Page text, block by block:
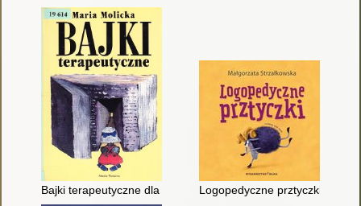
Bajki terapeutyczne dla dzieci; cz. 1Logopedyczne prztyczki